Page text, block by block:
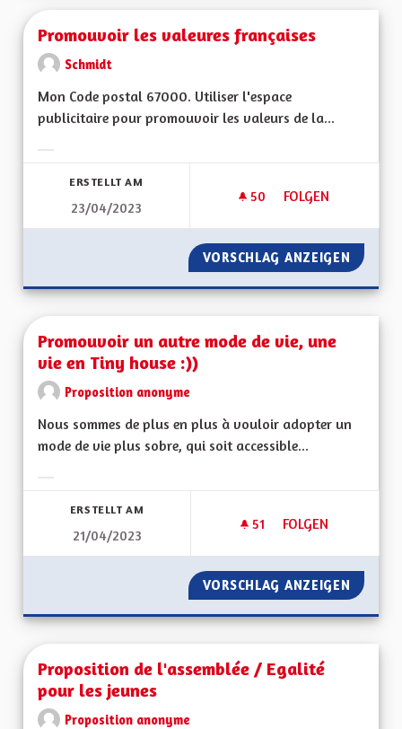
Promouvoir les valeures françaises
Schmidt
Mon Code postal 67000. Utiliser l'espace
publicitaire pour promouvoir les valeurs de la...
ERSTELLT AM
23/04/2023
50 50 FOLLOWER
FOLGEN
PROMOUVOIR LES
VORSCHLAG ANZEIGEN
Promouvoir un autre mode de vie, une
vie en Tiny house :))
Proposition anonyme
Nous sommes de plus en plus à vouloir adopter un
mode de vie plus sobre, qui soit accessible...
ERSTELLT AM
21/04/2023
51 51 FOLLOWER
FOLGEN
PROMOUVOIR UN
VORSCHLAG ANZEIGEN
Proposition de l'assemblée / Egalité
pour les jeunes
Proposition anonyme